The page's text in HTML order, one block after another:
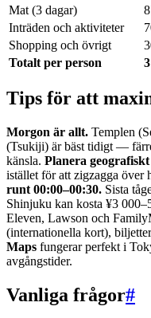
Mat (3 dagar)
Inträden och aktiviteter
Shopping och övrigt
Totalt per person
Tips för att
Morgon är allt. Templen
(Tsukiji) är bäst tidigt —
känsla. Planera geografiskt
istället för att zigzagga över
runt 00:00–00:30. Sista
Shinjuku kan kosta ¥3
Eleven, Lawson och
(internationella kort),
Maps fungerar perfekt i
avgångstider.
Vanliga frågor#